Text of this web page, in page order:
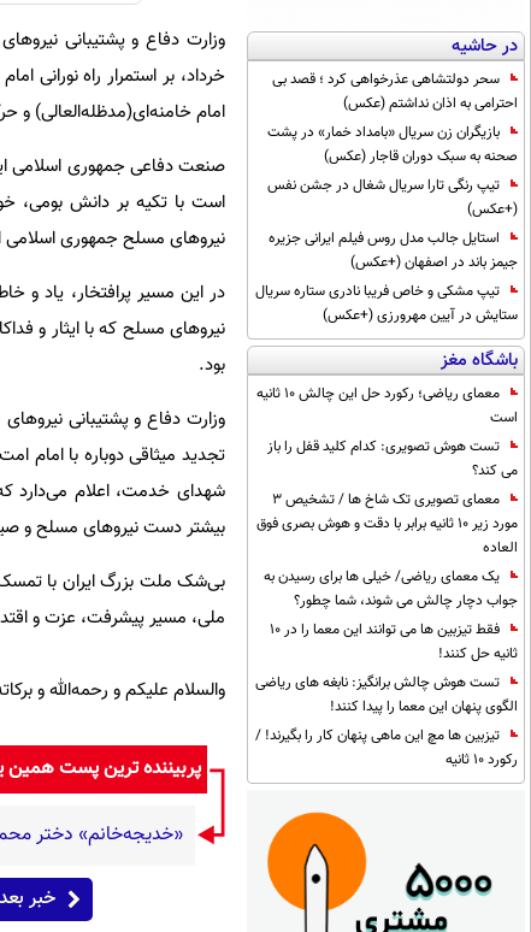
در حاشیه
سحر دولتشاهی عذرخواهی کرد ؛ قصد بی
احترامی به اذان نداشتم (عکس)
بازیگران زن سریال «بامداد خمار» در پشت
صحنه به سبک دوران قاجار (عکس)
تیپ رنگی تارا سریال شغال در جشن نفس
(+عکس)
استایل جالب مدل روس فیلم ایرانی جزیره
جیمز باند در اصفهان (+عکس)
تیپ مشکی و خاص فریبا نادری ستاره سریال
ستایش در آیین مهرورزی (+عکس)
باشگاه مغز
معمای ریاضی؛ رکورد حل این چالش 10 ثانیه
است
تست هوش تصویری: کدام کلید قفل را باز
می کند؟
معمای تصویری تک شاخ ها / تشخیص 3
مورد زیر 10 ثانیه برابر با دقت و هوش بصری فوق
العاده
یک معمای ریاضی/ خیلی ها برای رسیدن به
جواب دچار چالش می شوند، شما چطور؟
فقط تیزبین ها می توانند این معما را در 10
ثانیه حل کنند!
تست هوش چالش برانگیز: نابغه های ریاضی
الگوی پنهان این معما را پیدا کنند!
تیزبین ها مچ این ماهی پنهان کار را بگیرند! /
رکورد 10 ثانیه
خرداد، بر استمرار راه
امام خامنه‌ای(مدظله‌العالی) و
صنعت دفاعی جمهوری اسلامی
است با تکیه بر دانش بومی،
نیروهای مسلح جمهوری اسلامی
نیروهای مسلح که با ایثار و
بود.
وزارت دفاع و پشتیبانی
تجدید میثاقی دوباره با امام
شهدای خدمت، اعلام می‌دارد
بیشتر دست نیروهای مسلح و
بی‌شک ملت بزرگ ایران با
ملی، مسیر پیشرفت، عزت و
والسلام علیکم و رحمه‌الله و
پربیننده ترین پست
«خدیجه‌خانم» دختر محمد
خبر بعد